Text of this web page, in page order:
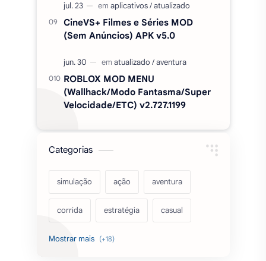
CineVS+ Filmes e Séries MOD
(Sem Anúncios) APK v5.0
ROBLOX MOD MENU
(Wallhack/Modo Fantasma/Super
Velocidade/ETC) v2.727.1199
Categorias
simulação ação aventura
corrida estratégia casual
acarde esportes